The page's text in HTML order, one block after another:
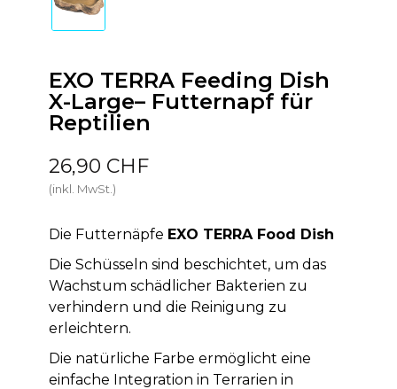
EXO TERRA Feeding Dish
X-Large– Futternapf für
Reptilien
26,90 CHF
(inkl. MwSt.)
Die Futternäpfe EXO TERRA Food Dish
Die Schüsseln sind beschichtet, um das
Wachstum schädlicher Bakterien zu
verhindern und die Reinigung zu
erleichtern.
Die natürliche Farbe ermöglicht eine
einfache Integration in Terrarien in